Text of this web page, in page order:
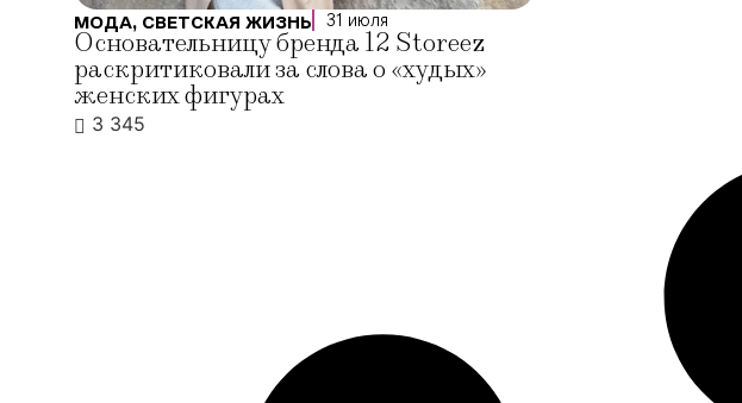
МОДА, СВЕТСКАЯ ЖИЗНЬ 31 июля
Основательницу бренда 12 Storeez
раскритиковали за слова о «худых»
женских фигурах
3 345